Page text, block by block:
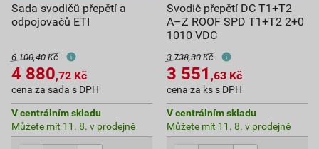
Sada svodičů přepětí a
odpojovačů ETI
6 100,40 Kč
4 880,72 Kč
cena za sada s DPH
V centrálním skladu
Můžete mít 11. 8. v prodejně
Svodič přepětí DC T1+T2
A–Z ROOF SPD T1+T2 2+0
1010 VDC
3 738,30 Kč
3 551 ,63 Kč
cena za ks s DPH
V centrálním skladu
Můžete mít 11. 8. v prodejně